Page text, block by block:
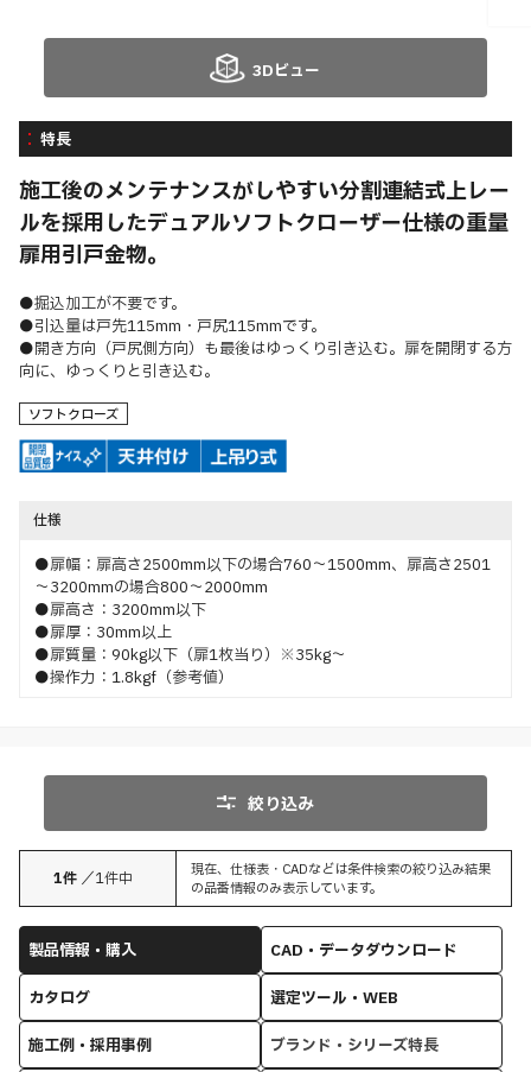
3Dビュー
特長
施工後のメンテナンスがしやすい分割連結式上レー
ルを採用したデュアルソフトクローザー仕様の重量
扉用引戸金物。
●掘込加工が不要です。
●引込量は戸先115mm・戸尻115mmです。
●開き方向（戸尻側方向）も最後はゆっくり引き込む。扉を開閉する方
向に、ゆっくりと引き込む。
ソフトクローズ
仕様
●扉幅：扉高さ2500mm以下の場合760～1500mm、扉高さ2501
～3200mmの場合800～2000mm
●扉高さ：3200mm以下
●扉厚：30mm以上
●扉質量：90kg以下（扉1枚当り）※35kg～
●操作力：1.8kgf（参考値）
絞り込み
1件 ／1件中
現在、仕様表・CADなどは条件検索の絞り込み結果
の品番情報のみ表示しています。
製品情報・購入
CAD・データダウンロード
カタログ
選定ツール・WEB
施工例・採用事例
ブランド・シリーズ特長